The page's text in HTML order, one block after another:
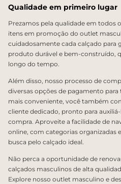
Qualidade em primeiro lugar
Prezamos pela qualidade em todos
itens em promoção do outlet
cuidadosamente cada calçado para
produto durável e bem-construído,
longo do tempo.
Além disso, nosso processo de
diversas opções de pagamento para
mais conveniente, você também
cliente dedicado, pronto para
compra. Aproveite a facilidade de
online, com categorias organizadas
busca pelo calçado ideal.
Não perca a oportunidade de
calçados masculinos de alta
Explore nosso outlet masculino e